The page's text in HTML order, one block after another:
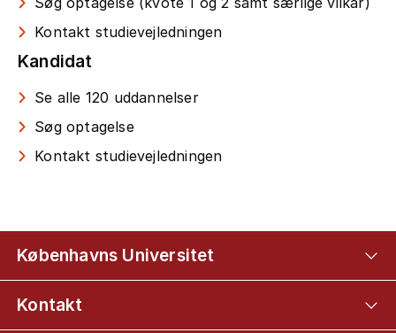
Kontakt studievejledningen
Kandidat
Se alle 120 uddannelser
Søg optagelse
Kontakt studievejledningen
Københavns Universitet
Kontakt